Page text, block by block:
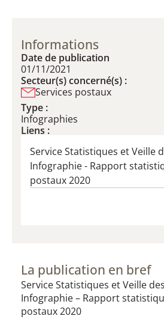
Informations
Date de publication
01/11/2021
Secteur(s) concerné(s) :
Services postaux
Type :
Infographies
Liens :
S​ervice Statistiques et Veille
Infographie - Rapport
postaux 2020
La publication en bref
S​ervice Statistiques et Veille
Infographie – Rapport
postaux 2020